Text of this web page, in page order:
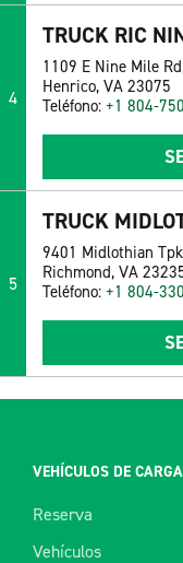
4
TRUCK RIC
1109 E Nine Mile
Henrico, VA 23075
Teléfono: +1 804-
5
TRUCK
9401 Midlothian
Richmond, VA
Teléfono: +1 804-
VEHÍCULOS DE
Reserva
Vehículos